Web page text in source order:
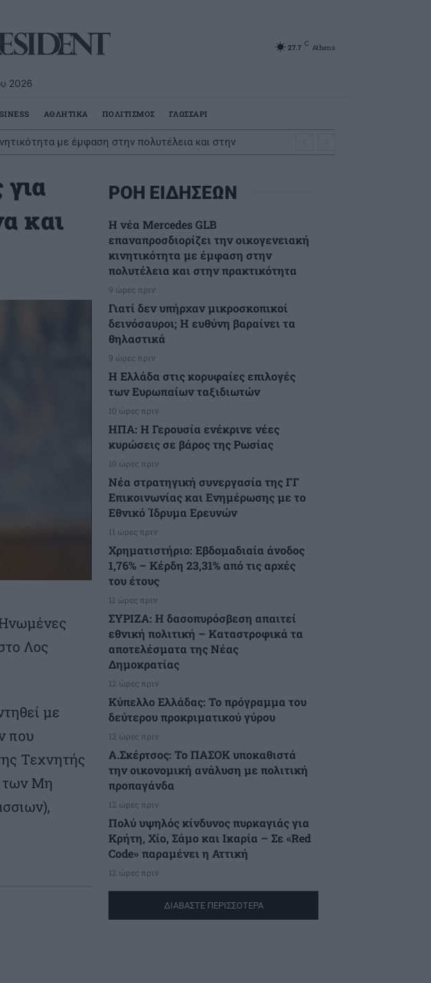
2026
27.7 C Athens
ΑΘΛΗΤΙΚΑ ΠΟΛΙΤΙΣΜΟΣ ΓΛΩΣΣΑΡΙ
τα θηλαστικά
και
Λος
με
που
Τεχνητής
των Μη
ΡΟΗ ΕΙΔΗΣΕΩΝ
Η νέα Mercedes GLB
επαναπροσδιορίζει την οικογενειακή
κινητικότητα με έμφαση στην
πολυτέλεια και στην πρακτικότητα
9 ώρες πριν
Γιατί δεν υπήρχαν μικροσκοπικοί
δεινόσαυροι; Η ευθύνη βαραίνει τα
θηλαστικά
9 ώρες πριν
Η Ελλάδα στις κορυφαίες επιλογές
των Ευρωπαίων ταξιδιωτών
10 ώρες πριν
ΗΠΑ: Η Γερουσία ενέκρινε νέες
κυρώσεις σε βάρος της Ρωσίας
10 ώρες πριν
Νέα στρατηγική συνεργασία της ΓΓ
Επικοινωνίας και Ενημέρωσης με το
Εθνικό Ίδρυμα Ερευνών
11 ώρες πριν
Χρηματιστήριο: Εβδομαδιαία άνοδος
1,76% – Κέρδη 23,31% από τις αρχές
του έτους
11 ώρες πριν
ΣΥΡΙΖΑ: Η δασοπυρόσβεση απαιτεί
εθνική πολιτική – Καταστροφικά τα
αποτελέσματα της Νέας
Δημοκρατίας
12 ώρες πριν
Κύπελλο Ελλάδας: Το πρόγραμμα του
δεύτερου προκριματικού γύρου
12 ώρες πριν
Α.Σκέρτσος: Το ΠΑΣΟΚ υποκαθιστά
την οικονομική ανάλυση με πολιτική
προπαγάνδα
12 ώρες πριν
Πολύ υψηλός κίνδυνος πυρκαγιάς για
Κρήτη, Χίο, Σάμο και Ικαρία – Σε «Red
Code» παραμένει η Αττική
12 ώρες πριν
ΔΙΑΒΑΣΤΕ ΠΕΡΙΣΣΟΤΕΡΑ